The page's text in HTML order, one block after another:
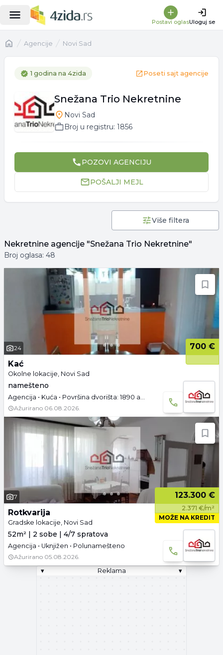
Postavi oglasUloguj se
NaslovnaAgencije Novi Sad
1 godina na 4zida Poseti sajt agencije
Snežana Trio Nekretnine
Novi Sad
Broj u registru: 1856
POZOVI AGENCIJU
POŠALJI MEJL
Više filtera
Nekretnine agencije "Snežana Trio Nekretnine"
Broj oglasa: 48
24
700 €
Kać
Okolne lokacije, Novi Sad
namešteno
Agencija • Kuća • Površina dvorišta: 1890 a • Garaža i parking • Useljivo
Ažurirano 06.08.2026.
7 123.300 €
2.371 €/m²
MOŽE NA KREDIT
Rotkvarija
Gradske lokacije, Novi Sad
52m² | 2 sobe | 4/7 spratova
Agencija • Uknjižen • Polunamešteno
Ažurirano 05.08.2026.
▾
Reklama ▾